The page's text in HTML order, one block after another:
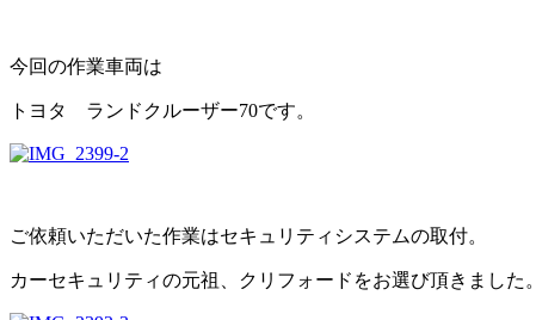
今回の作業車両は
トヨタ ランドクルーザー70です。
ご依頼いただいた作業はセキュリティシステムの取付。
カーセキュリティの元祖、クリフォードをお選び頂きました。